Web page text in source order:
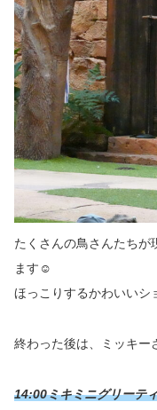
たくさんの鳥さんたちが
ます☺️
ほっこりするかわいいシ
終わった後は、ミッキー
14:00ミキミニグリーテ